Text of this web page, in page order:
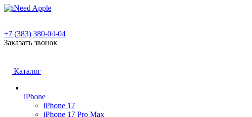
+7 (383) 380-04-04
Заказать звонок
Каталог
iPhone
iPhone 17
iPhone 17 Pro Max